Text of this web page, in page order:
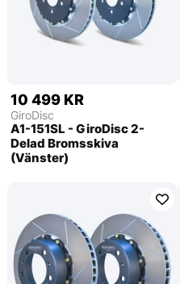
10 499 KR
GiroDisc
A1-151SL - GiroDisc 2-
Delad Bromsskiva
(Vänster)